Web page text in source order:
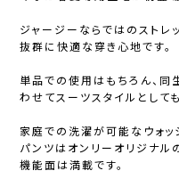
ジャージーならではのストレ
抜群に快適な穿き心地です。
単品での使用はもちろん、同
わせてスーツスタイルとして
家庭での洗濯が可能なウォッ
パンツはオンリーオリジナル
機能面は満載です。